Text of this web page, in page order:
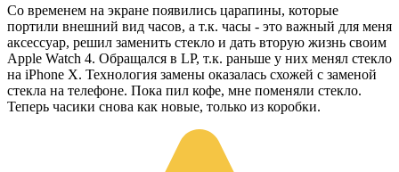
Со временем на экране появились царапины, которые
портили внешний вид часов, а т.к. часы - это важный для меня
аксессуар, решил заменить стекло и дать вторую жизнь своим
Apple Watch 4. Обращался в LP, т.к. раньше у них менял стекло
на iPhone X. Технология замены оказалась схожей с заменой
стекла на телефоне. Пока пил кофе, мне поменяли стекло.
Теперь часики снова как новые, только из коробки.